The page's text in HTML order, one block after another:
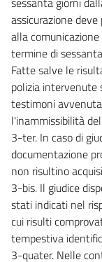
assicurazione
alla
termine di
Fatte salve le
polizia intervenute
testimoni
l'inammissibilità
3-ter. In caso di
documentazione
non risultino
3-bis. Il giudice
stati indicati nel
cui risulti
tempestiva
3-quater. Nelle